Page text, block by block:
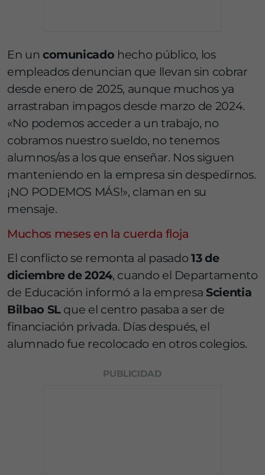
En un comunicado hecho público, los
empleados denuncian que llevan sin cobrar
desde enero de 2025, aunque muchos ya
arrastraban impagos desde marzo de 2024.
«No podemos acceder a un trabajo, no
cobramos nuestro sueldo, no tenemos
alumnos/as a los que enseñar. Nos siguen
manteniendo en la empresa sin despedirnos.
¡NO PODEMOS MÁS!», claman en su
mensaje.
Muchos meses en la cuerda floja
El conflicto se remonta al pasado13 de
diciembre de 2024, cuando el Departamento
de Educación informó a la empresaScientia
Bilbao SLque el centro pasaba a ser de
financiación privada. Días después, el
alumnado fue recolocado en otros colegios.
PUBLICIDAD